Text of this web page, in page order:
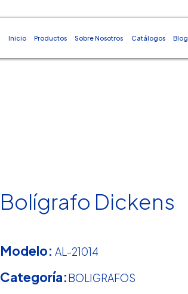
Inicio Productos Sobre Nosotros Catálogos Blog
Bolígrafo Dickens
Modelo: AL-21014
Categoría:BOLIGRAFOS